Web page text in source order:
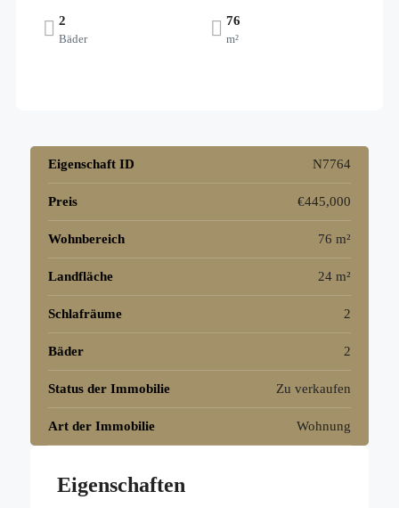
2
Bäder
76
m²
Eigenschaft ID N7764
Preis €445,000
Wohnbereich 76 m²
Landfläche 24 m²
Schlafräume 2
Bäder 2
Status der Immobilie Zu verkaufen
Art der Immobilie Wohnung
Eigenschaften